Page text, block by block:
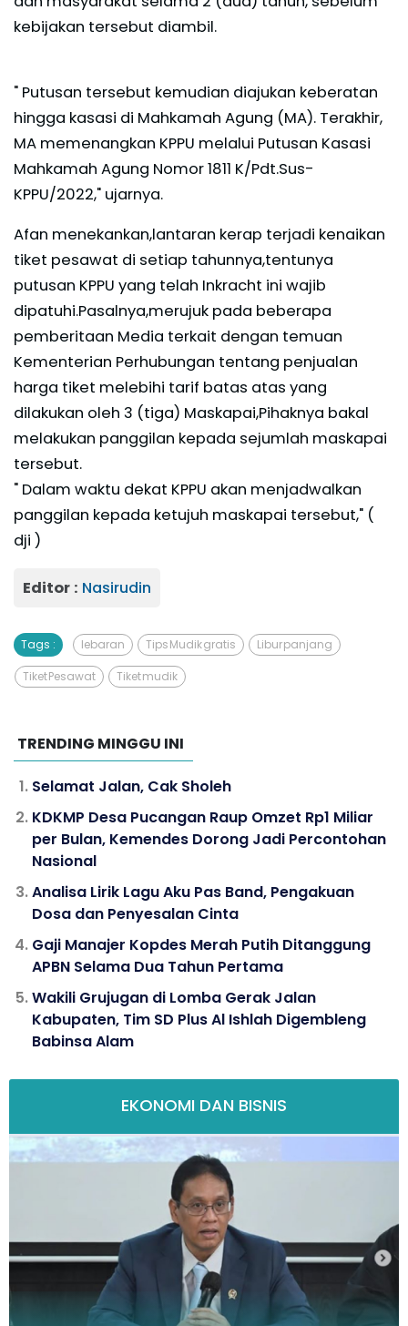
kebijakan tersebut diambil.
" Putusan tersebut kemudian diajukan keberatan
hingga kasasi di Mahkamah Agung (MA). Terakhir,
MA memenangkan KPPU melalui Putusan Kasasi
Mahkamah Agung Nomor 1811 K/Pdt.Sus-
KPPU/2022," ujarnya.
Afan menekankan,lantaran kerap terjadi kenaikan
tiket pesawat di setiap tahunnya,tentunya
putusan KPPU yang telah Inkracht ini wajib
dipatuhi.Pasalnya,merujuk pada beberapa
pemberitaan Media terkait dengan temuan
Kementerian Perhubungan tentang penjualan
harga tiket melebihi tarif batas atas yang
dilakukan oleh 3 (tiga) Maskapai,Pihaknya bakal
melakukan panggilan kepada sejumlah maskapai
tersebut.
" Dalam waktu dekat KPPU akan menjadwalkan
panggilan kepada ketujuh maskapai tersebut," (
dji )
Editor : Nasirudin
Tags : lebaran Tips Mudik gratis Libur panjang
Tiket Pesawat Tiket mudik
TRENDING MINGGU INI
Selamat Jalan, Cak Sholeh
KDKMP Desa Pucangan Raup Omzet Rp1 Miliar
per Bulan, Kemendes Dorong Jadi Percontohan
Nasional
Analisa Lirik Lagu Aku Pas Band, Pengakuan
Dosa dan Penyesalan Cinta
Gaji Manajer Kopdes Merah Putih Ditanggung
APBN Selama Dua Tahun Pertama
Wakili Grujugan di Lomba Gerak Jalan
Kabupaten, Tim SD Plus Al Ishlah Digembleng
Babinsa Alam
EKONOMI DAN BISNIS